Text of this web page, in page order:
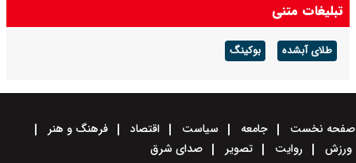
تبلیغات متنی
طلای آبشده بوکینگ
صفحه نخست جامعه سیاست اقتصاد
فرهنگ و هنر
ورزش
روایت تصویر صدای شرق